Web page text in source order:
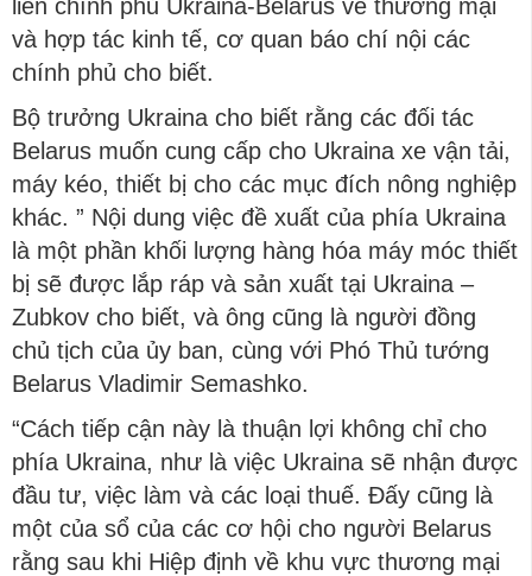
liên chính phủ Ukraina-Belarus về thương mại
và hợp tác kinh tế, cơ quan báo chí nội các
chính phủ cho biết.
Bộ trưởng Ukraina cho biết rằng các đối tác
Belarus muốn cung cấp cho Ukraina xe vận tải,
máy kéo, thiết bị cho các mục đích nông nghiệp
khác. ” Nội dung việc đề xuất của phía Ukraina
là một phần khối lượng hàng hóa máy móc thiết
bị sẽ được lắp ráp và sản xuất tại Ukraina –
Zubkov cho biết, và ông cũng là người đồng
chủ tịch của ủy ban, cùng với Phó Thủ tướng
Belarus Vladimir Semashko.
“Cách tiếp cận này là thuận lợi không chỉ cho
phía Ukraina, như là việc Ukraina sẽ nhận được
đầu tư, việc làm và các loại thuế. Đấy cũng là
một của sổ của các cơ hội cho người Belarus
rằng sau khi Hiệp định về khu vực thương mại